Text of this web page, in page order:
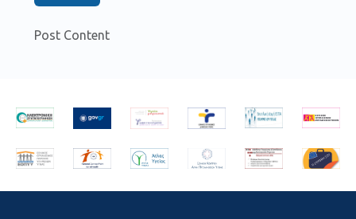
Post Content